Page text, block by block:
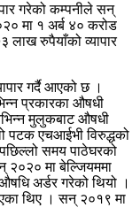
गरेको कम्पनीले सन्
मा १ अर्ब ४० करोड
रुपैयाँको व्यापार
गर्दै आएको छ ।
प्रकारका औषधी
मुलुकबाट औषधी
पटक एचआईभी विरुद्धको
समय पाठेघरको
२०२० मा बेल्जियममा
अर्डर गरेको थियो ।
थिए । सन् २०१९ मा